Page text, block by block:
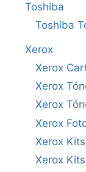
Toshiba
Toshiba
Xerox
Xerox
Xerox
Xerox
Xerox
Xerox
Xerox